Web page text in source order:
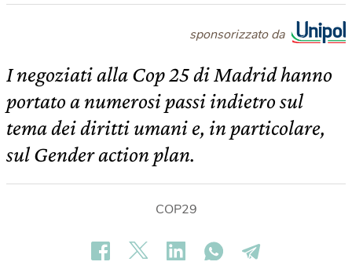
sponsorizzato da
I negoziati alla Cop 25 di Madrid hanno
portato a numerosi passi indietro sul
tema dei diritti umani e, in particolare,
sul Gender action plan.
COP29